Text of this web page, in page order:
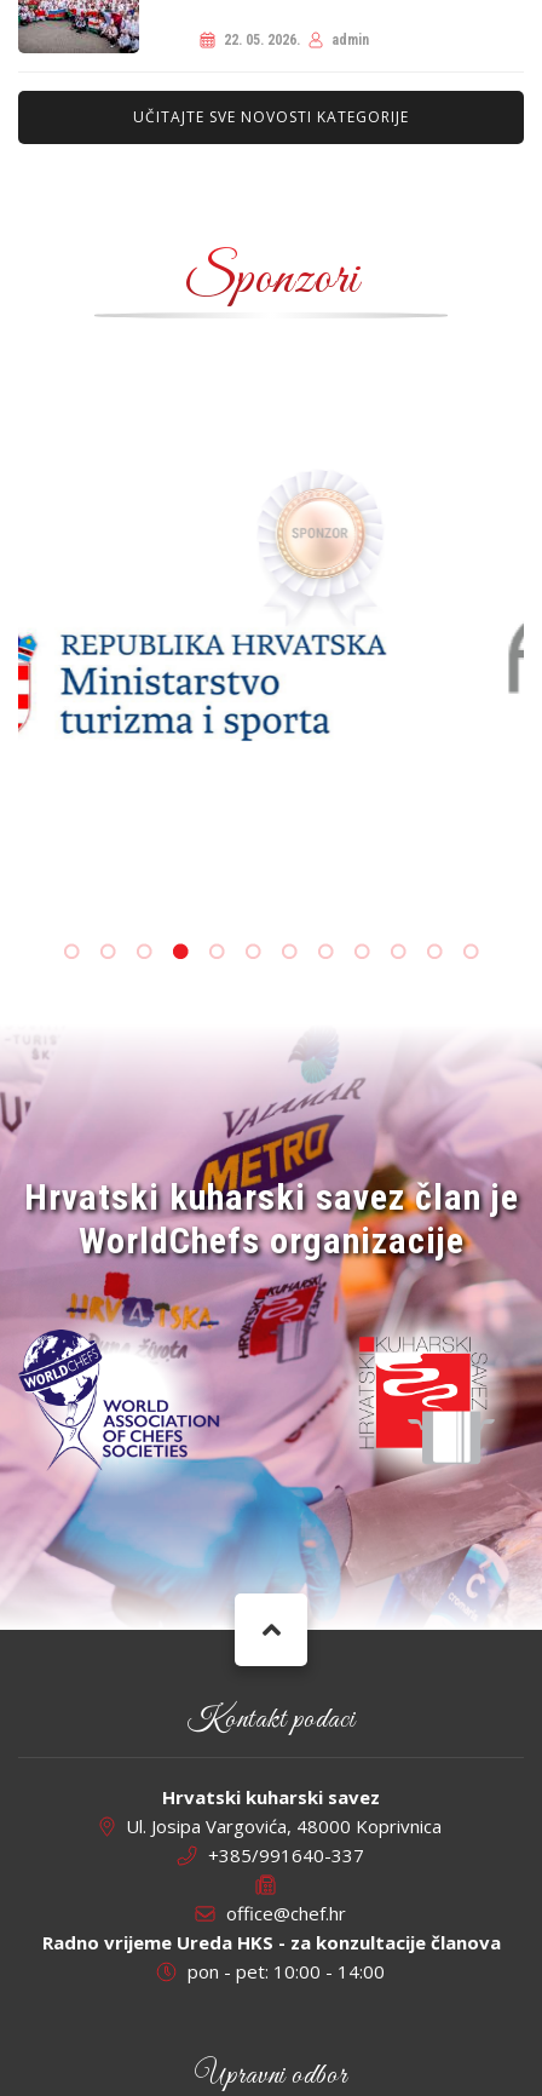
22. 05. 2026. admin
UČITAJTE SVE NOVOSTI KATEGORIJE
Sponzori
Hrvatski kuharski savez član je
WorldChefs organizacije
Kontakt podaci
Hrvatski kuharski savez
Ul. Josipa Vargovića, 48000 Koprivnica
+385/991640-337
office@chef.hr
Radno vrijeme Ureda HKS - za konzultacije članova
pon - pet: 10:00 - 14:00
Upravni odbor